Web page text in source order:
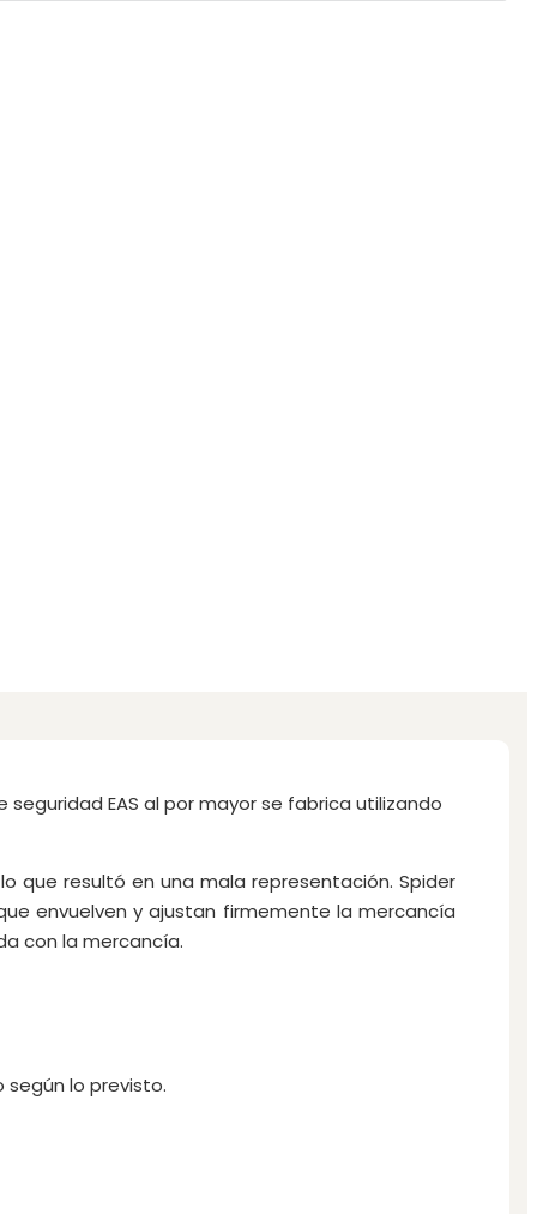
EAS al por mayor se fabrica utilizando
que resultó en una mala representación. Spider
envuelven y ajustan firmemente la mercancía
con la mercancía.
lo previsto.